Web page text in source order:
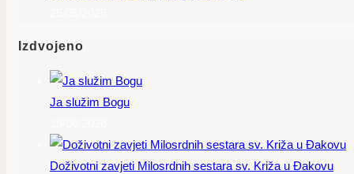
Izdvojeno
Ja služim Bogu
Doživotni zavjeti Milosrdnih sestara sv. Križa u Đakovu